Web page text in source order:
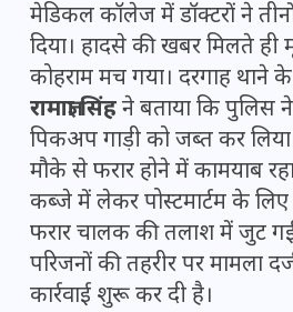
मेडिकल कॉलेज में डॉक्टरों ने
दिया। हादसे की खबर मिलते
कोहराम मच गया। दरगाह थाने के
रामाज्ञा सिंहने बताया कि पुलिस
पिकअप गाड़ी को जब्त कर
मौके से फरार होने में कामयाब
कब्जे में लेकर पोस्टमार्टम के
फरार चालक की तलाश में जुट
परिजनों की तहरीर पर मामला
कार्रवाई शुरू कर दी है।